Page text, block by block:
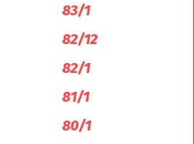
83/1
82/12
82/1
81/1
80/1